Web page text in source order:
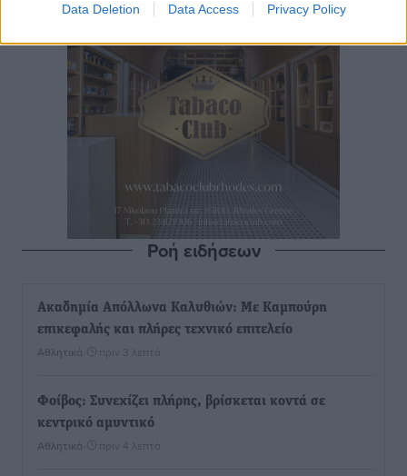
Data Deletion Data Access Privacy Policy
Ροή ειδήσεων
Ακαδημία Απόλλωνα Καλυθιών: Με Καμπούρη
επικεφαλής και πλήρες τεχνικό επιτελείο
Αθλητικά πριν 3 λεπτά
Φοίβος: Συνεχίζει πλήρης, βρίσκεται κοντά σε
κεντρικό αμυντικό
Αθλητικά πριν 4 λεπτά